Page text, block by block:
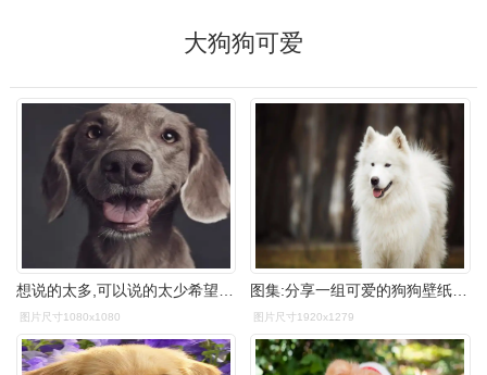
大狗狗可爱
图片尺寸1080x1080 图片尺寸1920x1279